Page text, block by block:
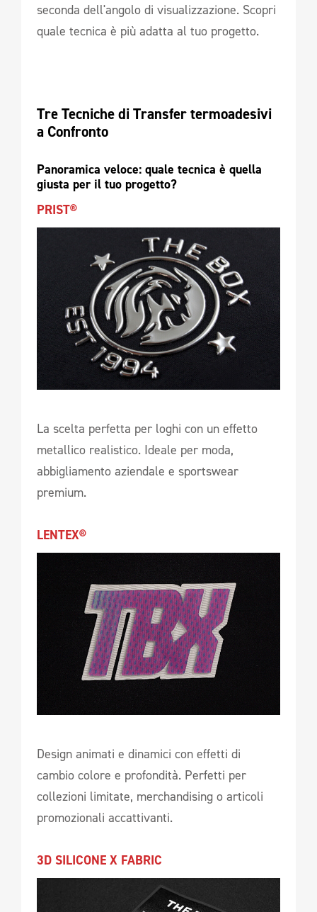
seconda dell'angolo di visualizzazione. Scopri
quale tecnica è più adatta al tuo progetto.
Tre Tecniche di Transfer termoadesivi
a Confronto
Panoramica veloce: quale tecnica è quella
giusta per il tuo progetto?
PRIST®
La scelta perfetta per loghi con un effetto
metallico realistico. Ideale per moda,
abbigliamento aziendale e sportswear
premium.
LENTEX®
Design animati e dinamici con effetti di
cambio colore e profondità. Perfetti per
collezioni limitate, merchandising o articoli
promozionali accattivanti.
3D SILICONE X FABRIC